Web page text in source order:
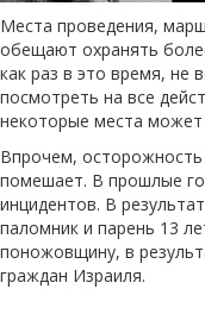
Места проведения,
обещают охранять
как раз в это время, не
посмотреть на все
некоторые места может
Впрочем, осторожность
помешает. В прошлые
инцидентов. В
паломник и парень 13
поножовщину, в
граждан Израиля.